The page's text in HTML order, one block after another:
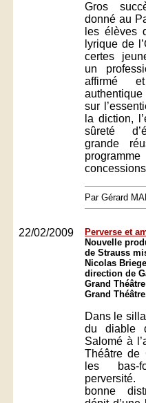
Gros
donné au
les élèves
lyrique de
certes
un
affirmé
sur
la diction,
sûreté
grande
Par Gérard
22/02/2009
Perverse et
Nouvelle
de Strauss
Nicolas
direction de
Grand
Grand
Dans le
du diable
Salomé à
Théâtre de
les
bonne